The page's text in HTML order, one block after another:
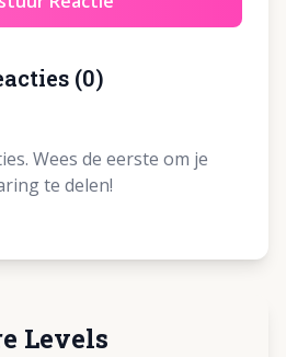
(0)
Wees de eerste om je
te delen!
Levels